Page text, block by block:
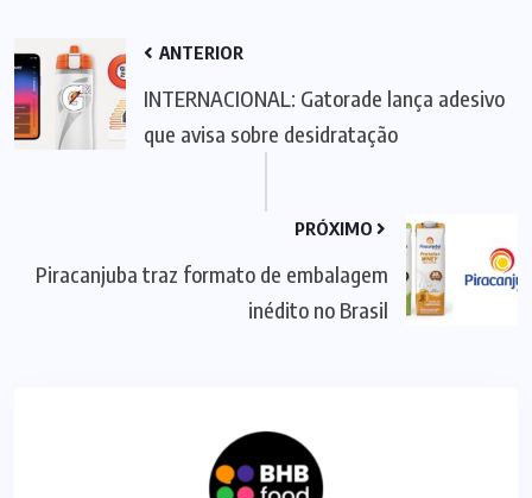
ANTERIOR
INTERNACIONAL: Gatorade lança adesivo
que avisa sobre desidratação
PRÓXIMO
Piracanjuba traz formato de embalagem
inédito no Brasil